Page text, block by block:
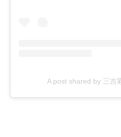
A post shared by 三吉